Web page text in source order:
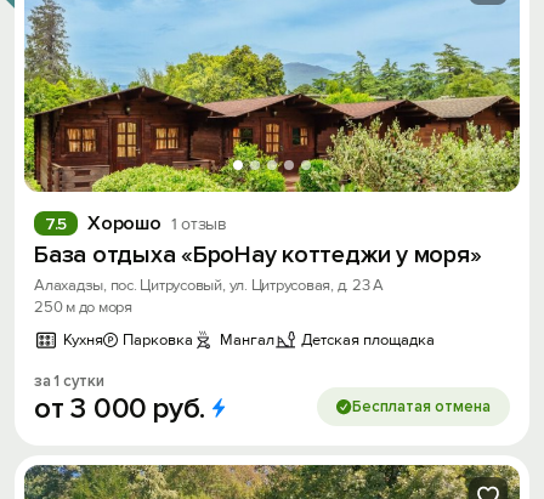
Хорошо 1 отзыв
7.5
База отдыха «БроНау коттеджи у моря»
Алахадзы, пос. Цитрусовый, ул. Цитрусовая, д. 23 А
250 м до моря
Кухня
Парковка Мангал Детская площадка
за 1 сутки
от3 000 руб. Бесплатая отмена